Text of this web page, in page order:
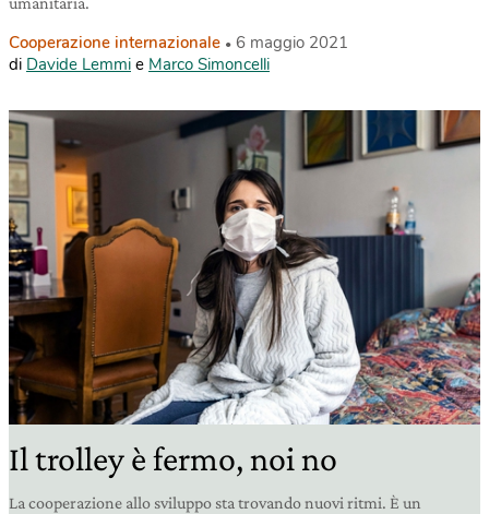
Cooperazione internazionale
6 maggio 2021
di Davide Lemmi e Marco Simoncelli
Il trolley è fermo, noi no
La cooperazione allo sviluppo sta trovando nuovi ritmi. È un